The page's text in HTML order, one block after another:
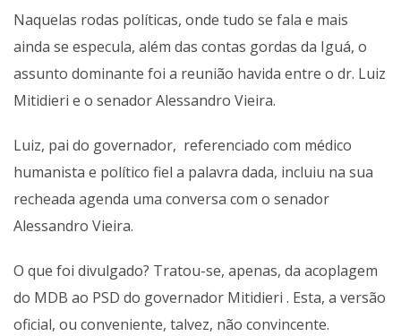
Naquelas rodas políticas, onde tudo se fala e mais
ainda se especula, além das contas gordas da Iguá, o
assunto dominante foi a reunião havida entre o dr. Luiz
Mitidieri e o senador Alessandro Vieira.
Luiz, pai do governador, referenciado com médico
humanista e político fiel a palavra dada, incluiu na sua
recheada agenda uma conversa com o senador
Alessandro Vieira.
O que foi divulgado? Tratou-se, apenas, da acoplagem
do MDB ao PSD do governador Mitidieri . Esta, a versão
oficial, ou conveniente, talvez, não convincente.